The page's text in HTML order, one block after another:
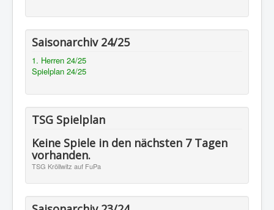
Saisonarchiv 24/25
1. Herren 24/25
Spielplan 24/25
TSG Spielplan
Keine Spiele in den nächsten 7 Tagen
vorhanden.
TSG Kröllwitz auf FuPa